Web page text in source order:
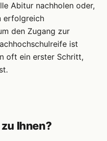
Abitur nachholen oder,
erfolgreich
den Zugang zur
ist
oft ein erster Schritt,
Ihnen?